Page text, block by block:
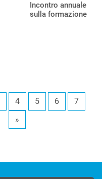
Incontro annuale
sulla formazione
4 5 6
7
»